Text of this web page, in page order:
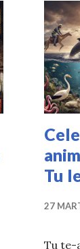
Tu
27
Tu te-